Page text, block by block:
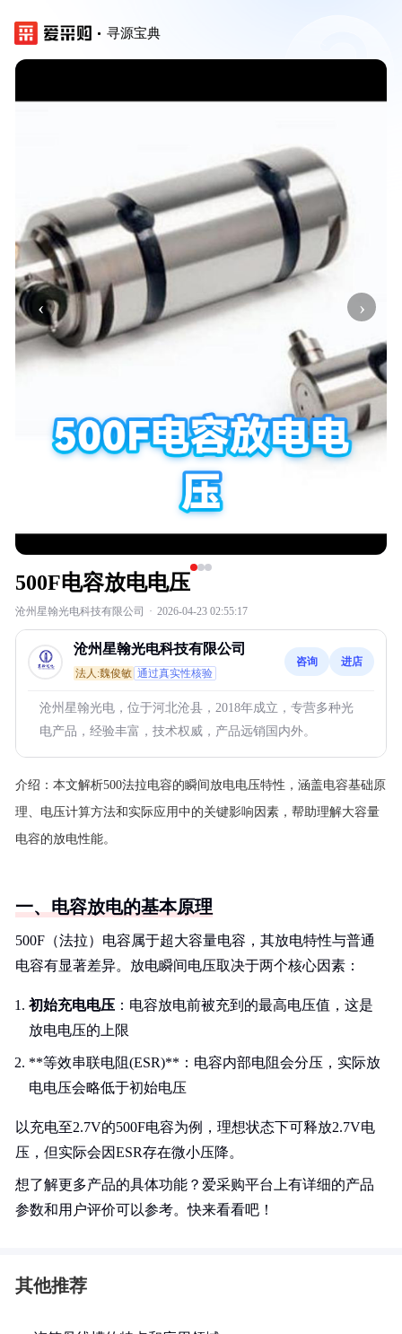
寻源宝典
‹ ›
500F电容放电电压
沧州星翰光电科技有限公司 · 2026-04-23 02:55:17
沧州星翰光电科技有限公司
法人:魏俊敏 通过真实性核验
咨询 进店
沧州星翰光电，位于河北沧县，2018年成立，专营多种光
电产品，经验丰富，技术权威，产品远销国内外。
介绍： 本文解析500法拉电容的瞬间放电电压特性，涵盖电容基础原
理、电压计算方法和实际应用中的关键影响因素，帮助理解大容量
电容的放电性能。
一、电容放电的基本原理
500F（法拉）电容属于超大容量电容，其放电特性与普通
电容有显著差异。放电瞬间电压取决于两个核心因素：
初始充电电压 ：电容放电前被充到的最高电压值，这是
放电电压的上限
**等效串联电阻(ESR)**：电容内部电阻会分压，实际放
电电压会略低于初始电压
以充电至2.7V的500F电容为例，理想状态下可释放2.7V电
压，但实际会因ESR存在微小压降。
想了解更多产品的具体功能？爱采购平台上有详细的产品
参数和用户评价可以参考。快来看看吧！
其他推荐